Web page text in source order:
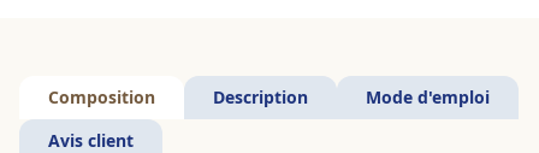
Composition Description
Mode d'emploi
Avis client